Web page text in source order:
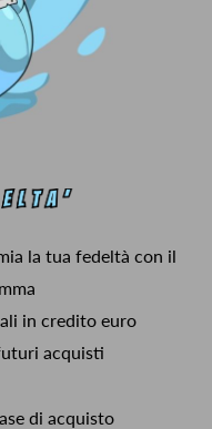
la tua fedeltà con il
in credito euro
acquisti
di acquisto